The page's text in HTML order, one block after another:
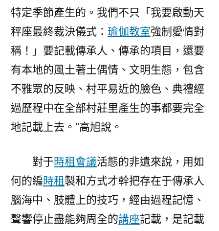
特定季節產生的。我們不只「我要啟動天
秤座最終裁決儀式： 瑜伽教室強制愛情對
稱！」要記載傳承人、傳承的項目，還要
有本地的風土著土偶情、文明生態，包含
不雅眾的反映、村平易近的臉色、典禮經
過歷程中在全部村莊里產生的事都要完全
地記載上去。”高旭說。
對于時租會議活態的非遺來說，用如
何的編時租製和方式才幹把存在于傳承人
腦海中、肢體上的技巧，經由過程記憶、
聲響停止盡能夠周全的講座記載，是記載